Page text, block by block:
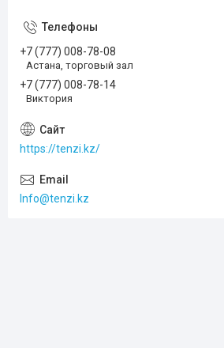
+7 (777) 008-78-08
Астана, торговый зал
+7 (777) 008-78-14
Виктория
https://tenzi.kz/
Info@tenzi.kz